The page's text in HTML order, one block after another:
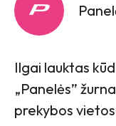
Ilgai lauktas
„Panelės”
prekybos